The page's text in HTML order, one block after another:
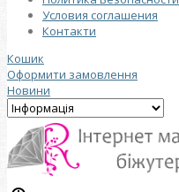
Условия соглашения
Контакти
Кошик
Оформити замовлення
Новини